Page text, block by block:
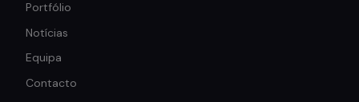
Portfólio
Notícias
Equipa
Contacto